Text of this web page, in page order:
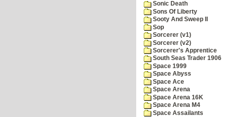
Sonic Death
Sons Of Liberty
Sooty And Sweep II
Sop
Sorcerer (v1)
Sorcerer (v2)
Sorcerer's Apprentice
South Seas Trader 1906
Space 1999
Space Abyss
Space Ace
Space Arena
Space Arena 16K
Space Arena M4
Space Assailants